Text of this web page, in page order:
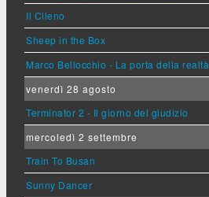
Il Cileno
Sheep in the Box
Marco Bellocchio - La porta della realtà
venerdì 28 agosto
Terminator 2 - Il giorno del giudizio
mercoledì 2 settembre
Train To Busan
Sunny Dancer